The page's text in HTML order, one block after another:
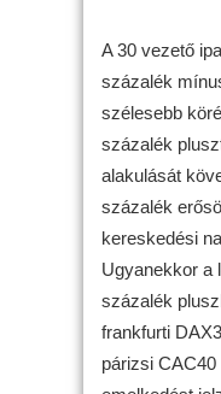
A 30 vezető
százalék
szélesebb
százalék
alakulását
százalék
kereskedési
Ugyanekkor a
százalék
frankfurti
párizsi